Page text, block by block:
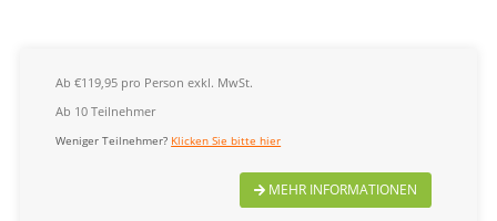
Ab €119,95 pro Person exkl. MwSt.
Ab 10 Teilnehmer
Weniger Teilnehmer? Klicken Sie bitte hier
MEHR INFORMATIONEN